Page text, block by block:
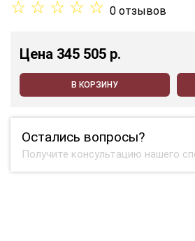
☆ ☆ ☆ ☆ ☆ 0 отзывов
Цена 345 505 p.
В КОРЗИНУ
Остались вопросы?
Получите консультацию нашего